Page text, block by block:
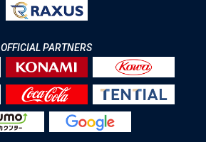
OFFICIAL PARTNERS